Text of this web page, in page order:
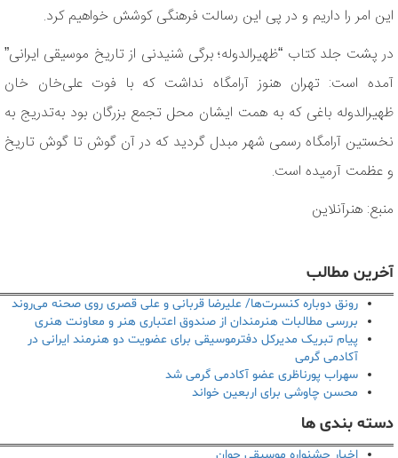
این امر را داریم و در پی این رسالت فرهنگی کوشش خواهیم کرد.
در پشت جلد کتاب “ظهیرالدوله؛ برگی شنیدنی از تاریخ موسیقی ایرانی”
آمده است: تهران هنوز آرامگاه نداشت که با فوت علی‌خان خان
ظهیرالدوله باغی که به همت ایشان محل تجمع بزرگان بود به‌تدریج به
نخستین آرامگاه رسمی شهر مبدل گردید که در آن گوش تا گوش تاریخ
و عظمت آرمیده است.
منبع: هنرآنلاین
آخرین مطالب
رونق دوباره کنسرت‌ها/ علیرضا قربانی و علی قصری روی صحنه می‌روند
بررسی مطالبات هنرمندان از صندوق اعتباری هنر و معاونت هنری
پیام تبریک مدیرکل دفترموسیقی برای عضویت دو هنرمند ایرانی در
آکادمی گرمی
سهراب پورناظری عضو آکادمی گرمی شد
محسن چاوشی برای اربعین خواند
دسته بندی ها